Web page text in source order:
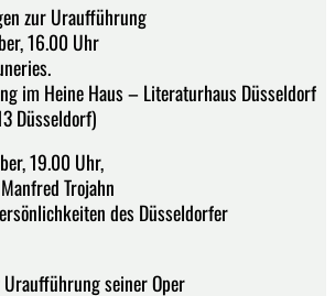
zur Uraufführung
16.00 Uhr
im Heine Haus – Literaturhaus Düsseldorf
Düsseldorf)
19.00 Uhr,
Trojahn
des Düsseldorfer
Uraufführung seiner Oper